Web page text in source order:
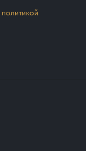
политикой